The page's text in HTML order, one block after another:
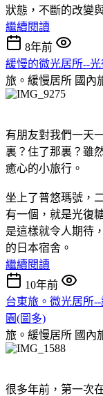
狀態，不斷的改變
繼續閱讀
8年前
緩慢的微光居所--
旅。緩慢居所 國內
有朋友對我們一天
裏？住了那裏？雖
癒心的小旅行。
坐上了普悠瑪號，
有一個，就是光復
是這樣就令人期待
的日本宿舍。
繼續閱讀
10年前
台東旅。微光居所
園(圖多)
旅。緩慢居所 國內
很多年前，第一次